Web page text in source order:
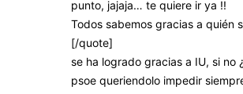
punto, jajaja… te quiere ir ya !!
Todos sabemos gracias a quién
[/quote]
se ha logrado gracias a IU, si no
psoe queriendolo impedir